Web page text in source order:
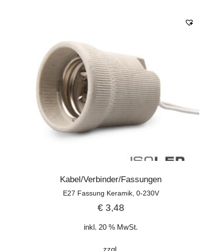
Kabel/Verbinder/Fassungen
E27 Fassung Keramik, 0-230V
€3,48
inkl. 20 % MwSt.
zzgl.